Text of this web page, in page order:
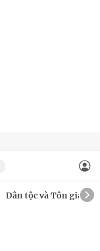
Dân tộc và Tôn giáo